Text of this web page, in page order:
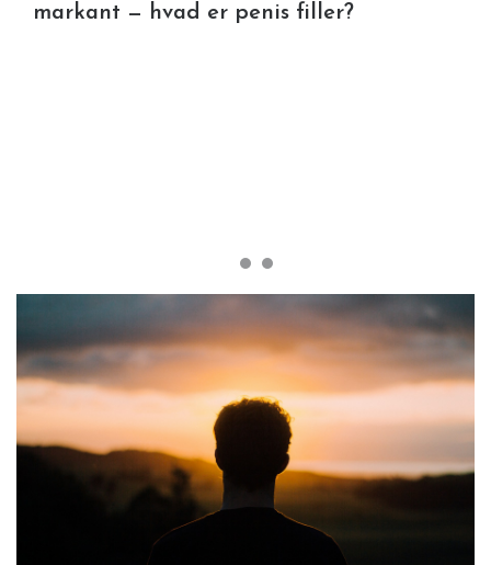
markant — hvad er penis filler?